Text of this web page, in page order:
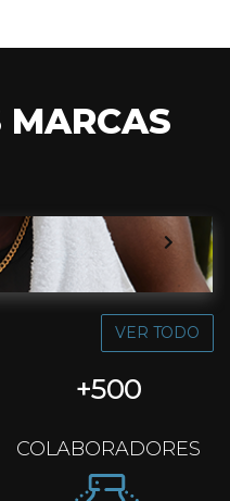
MARCAS
VER TODO
+500
COLABORADORES